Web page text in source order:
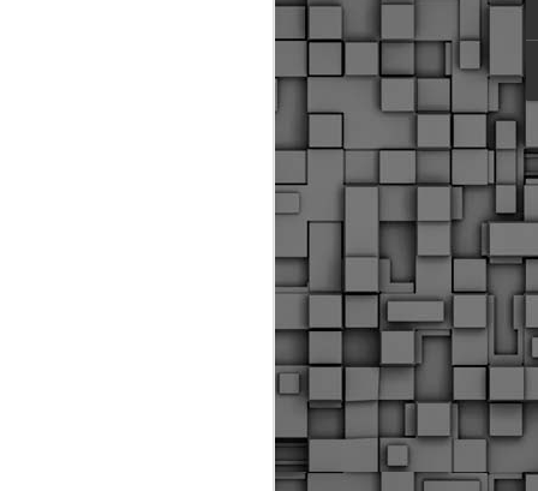
αστυνομικούς, οι οποίοι έχουν
εκπαίδευσή τους και
καθήκοντα.
ο Δήμος παρέλαβε τρία
οποία θα χρησιμοποιούνται για